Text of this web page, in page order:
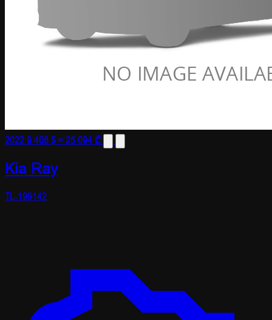
20229 408 $≈ 25 094 ₾
Kia Ray
TL-199142